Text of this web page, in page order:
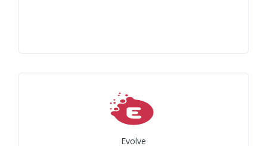
Evolve